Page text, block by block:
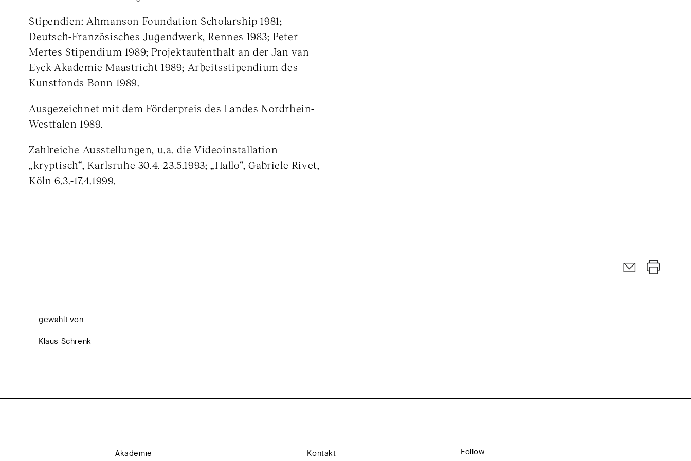
Stipendien: Ahmanson Foundation Scholarship 1981;
Deutsch-Französisches Jugendwerk, Rennes 1983; Peter
Mertes Stipendium 1989; Projektaufenthalt an der Jan van
Eyck-Akademie Maastricht 1989; Arbeitsstipendium des
Kunstfonds Bonn 1989.
Ausgezeichnet mit dem Förderpreis des Landes Nordrhein-
Westfalen 1989.
Zahlreiche Ausstellungen, u.a. die Videoinstallation
„kryptisch“, Karlsruhe 30.4.-23.5.1993; „Hallo“, Gabriele Rivet,
Köln 6.3.-17.4.1999.
gewählt von
Klaus Schrenk
Akademie Kontakt Follow